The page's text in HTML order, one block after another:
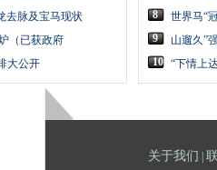
去脉及宝马现状
（已获政府
大公开
8
世界马“
9
山遛久”
10 “下情上
关于我们